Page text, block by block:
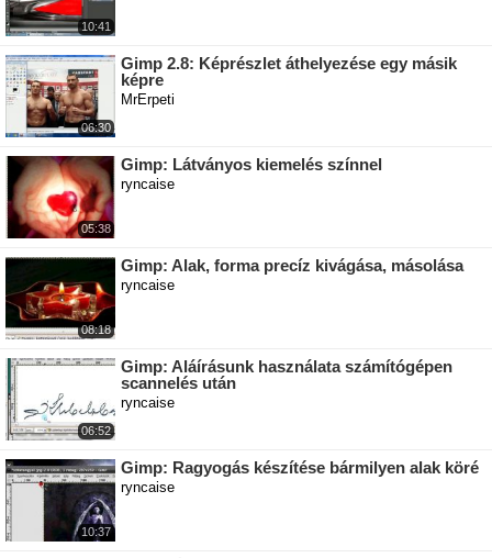
10:41
06:30
Gimp 2.8: Képrészlet áthelyezése egy másik
képre
MrErpeti
05:38
Gimp: Látványos kiemelés színnel
ryncaise
08:18
Gimp: Alak, forma precíz kivágása, másolása
ryncaise
06:52
Gimp: Aláírásunk használata számítógépen
scannelés után
ryncaise
10:37
Gimp: Ragyogás készítése bármilyen alak köré
ryncaise